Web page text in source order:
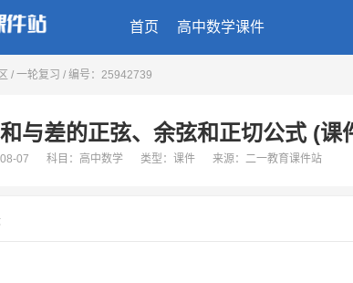
首页 高中数学课件
/ 一轮复习 / 编号：25942739
与差的正弦、余弦和正切公式 (课
07 科目：高中数学 类型：课件 来源：二一教育课件站